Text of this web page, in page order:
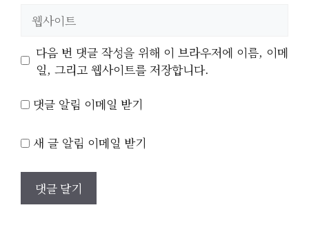
트
다음 번 댓글 작성을 위해 이 브라우저에 이름, 이메
일, 그리고 웹사이트를 저장합니다.
댓글 알림 이메일 받기
새 글 알림 이메일 받기